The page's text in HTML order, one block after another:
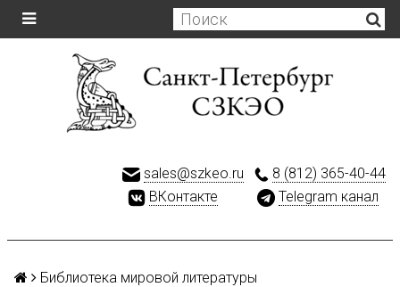
sales@szkeo.ru
8 (812) 365-40-44
ВКонтакте
Telegram канал
Библиотека мировой литературы